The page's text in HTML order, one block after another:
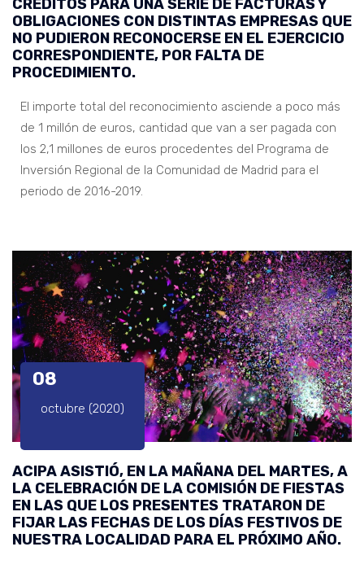
CRÉDITOS PARA UNA SERIE DE FACTURAS Y
OBLIGACIONES CON DISTINTAS EMPRESAS QUE
NO PUDIERON RECONOCERSE EN EL EJERCICIO
CORRESPONDIENTE, POR FALTA DE
PROCEDIMIENTO.
El importe total del reconocimiento asciende a poco más
de 1 millón de euros, cantidad que van a ser pagada con
los 2,1 millones de euros procedentes del Programa de
Inversión Regional de la Comunidad de Madrid para el
periodo de 2016-2019.
08
octubre (2020)
ACIPA ASISTIÓ, EN LA MAÑANA DEL MARTES, A
LA CELEBRACIÓN DE LA COMISIÓN DE FIESTAS
EN LAS QUE LOS PRESENTES TRATARON DE
FIJAR LAS FECHAS DE LOS DÍAS FESTIVOS DE
NUESTRA LOCALIDAD PARA EL PRÓXIMO AÑO.